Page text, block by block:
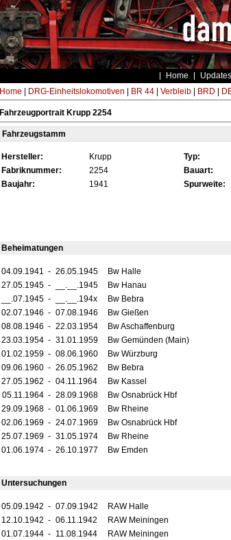
Home Updates
Home DRG-Einheitslokomotiven BR 44| Verbleib| BRD
Fahrzeugportrait Krupp 2254
Fahrzeugstamm
Hersteller: Krupp Typ:
Fabriknummer:
2254 Bauart:
Baujahr:
1941 Spurweite:
Beheimatungen
04.09.1941 - 26.05.1945
Bw Halle
27.05.1945 - __.__.1945
Bw Hanau
__.07.1945 - __.__.194x
Bw Bebra
02.07.1946 - 07.08.1946
Bw Gießen
08.08.1946 - 22.03.1954
Bw Aschaffenburg
23.03.1954 - 31.01.1959
Bw Gemünden (Main)
01.02.1959 - 08.06.1960
Bw Würzburg
09.06.1960 - 26.05.1962
Bw Bebra
27.05.1962 - 04.11.1964
Bw Kassel
05.11.1964 - 28.09.1968
Bw Osnabrück Hbf
29.09.1968 - 01.06.1969
Bw Rheine
02.06.1969 - 24.07.1969
Bw Osnabrück Hbf
25.07.1969 - 31.05.1974
Bw Rheine
01.06.1974 - 26.10.1977 Bw Emden
Untersuchungen
05.09.1942 - 07.09.1942 RAW Halle
12.10.1942 - 06.11.1942 RAW Meiningen
01.07.1944 - 11.08.1944 RAW Meiningen